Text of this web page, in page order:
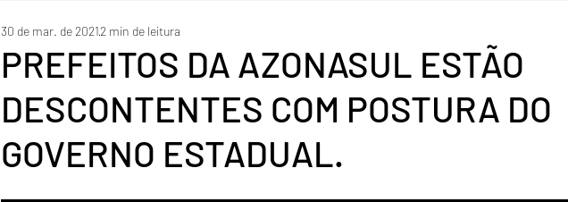
PREFEITOS DA AZONASUL ESTÃO
DESCONTENTES COM POSTURA DO
GOVERNO ESTADUAL.
30 de mar. de 20212 min de leitura